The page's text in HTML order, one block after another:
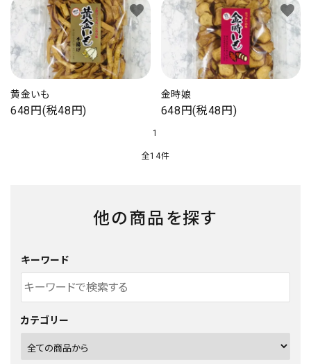
黄金いも
648円(税48円)
favorite
金時娘
648円(税48円)
favorite
1
全14件
他の商品を探す
キーワード
カテゴリー